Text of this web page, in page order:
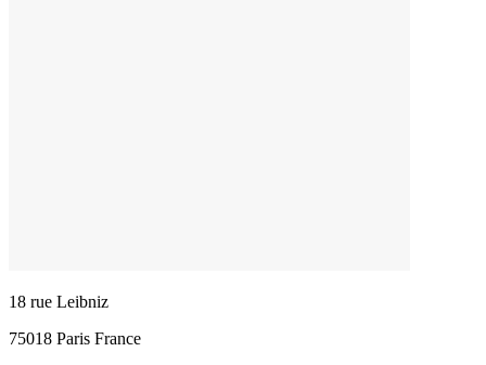
18 rue Leibniz
75018 Paris France